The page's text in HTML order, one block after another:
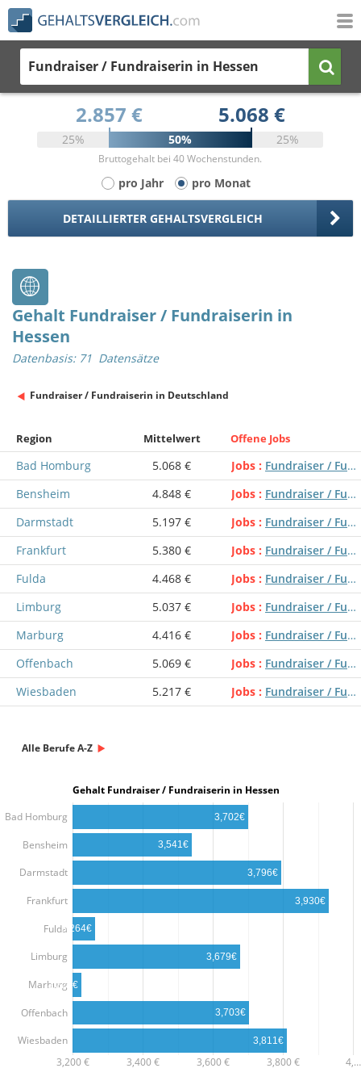
Fundraiser / Fundraiserin in Hessen
2.857 € 5.068 €
25% 50% 25%
Bruttogehalt bei 40 Wochenstunden.
pro Jahr pro Monat
DETAILLIERTER GEHALTSVERGLEICH
Gehalt Fundraiser / Fundraiserin in
Hessen
Datenbasis: 71 Datensätze
Fundraiser / Fundraiserin in Deutschland
Region Mittelwert Offene Jobs
Bad Homburg 5.068 € Jobs
Fundraiser / Fundraiserin
Bensheim
4.848 € Jobs
Fundraiser / Fundraiserin
Darmstadt
5.197 € Jobs
Fundraiser / Fundraiserin
Frankfurt
5.380 € Jobs
Fundraiser / Fundraiserin
Fulda
4.468 € Jobs
Fundraiser / Fundraiserin
Limburg
5.037 € Jobs
Fundraiser / Fundraiserin
Marburg
4.416 € Jobs
Fundraiser / Fundraiserin
Offenbach
5.069 € Jobs
Fundraiser / Fundraiserin
Wiesbaden
5.217 € Jobs Fundraiser / Fundraiserin
Alle Berufe A-Z
Gehalt Fundraiser / Fundraiserin in Hessen
3,200 € 3,400 € 3,600 € 3,800 € 4,…
Bad Homburg
Bensheim
Darmstadt
Frankfurt
Fulda
Limburg
Marburg
Offenbach
Wiesbaden
3,702€
3,541€
3,796€
3,930€
3,264€
3,679€
3,226€
3,703€
3,811€